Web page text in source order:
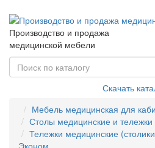
Производство и продажа
медицинской мебели
Скачать
Мебель медицинская для
Столы медицинские и тележки
Тележки медицинские
Эконом